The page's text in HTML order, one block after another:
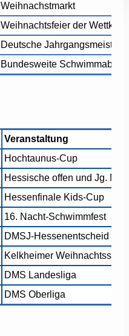
Weihnachstmarkt
Weihnachtsfeier der
Deutsche
Bundesweite
Veranstaltung
Hochtaunus-Cup
Hessische offen und Jg.
Hessenfinale Kids-Cup
16. Nacht-Schwimmfest
DMSJ-Hessenentscheid
Kelkheimer
DMS Landesliga
DMS Oberliga